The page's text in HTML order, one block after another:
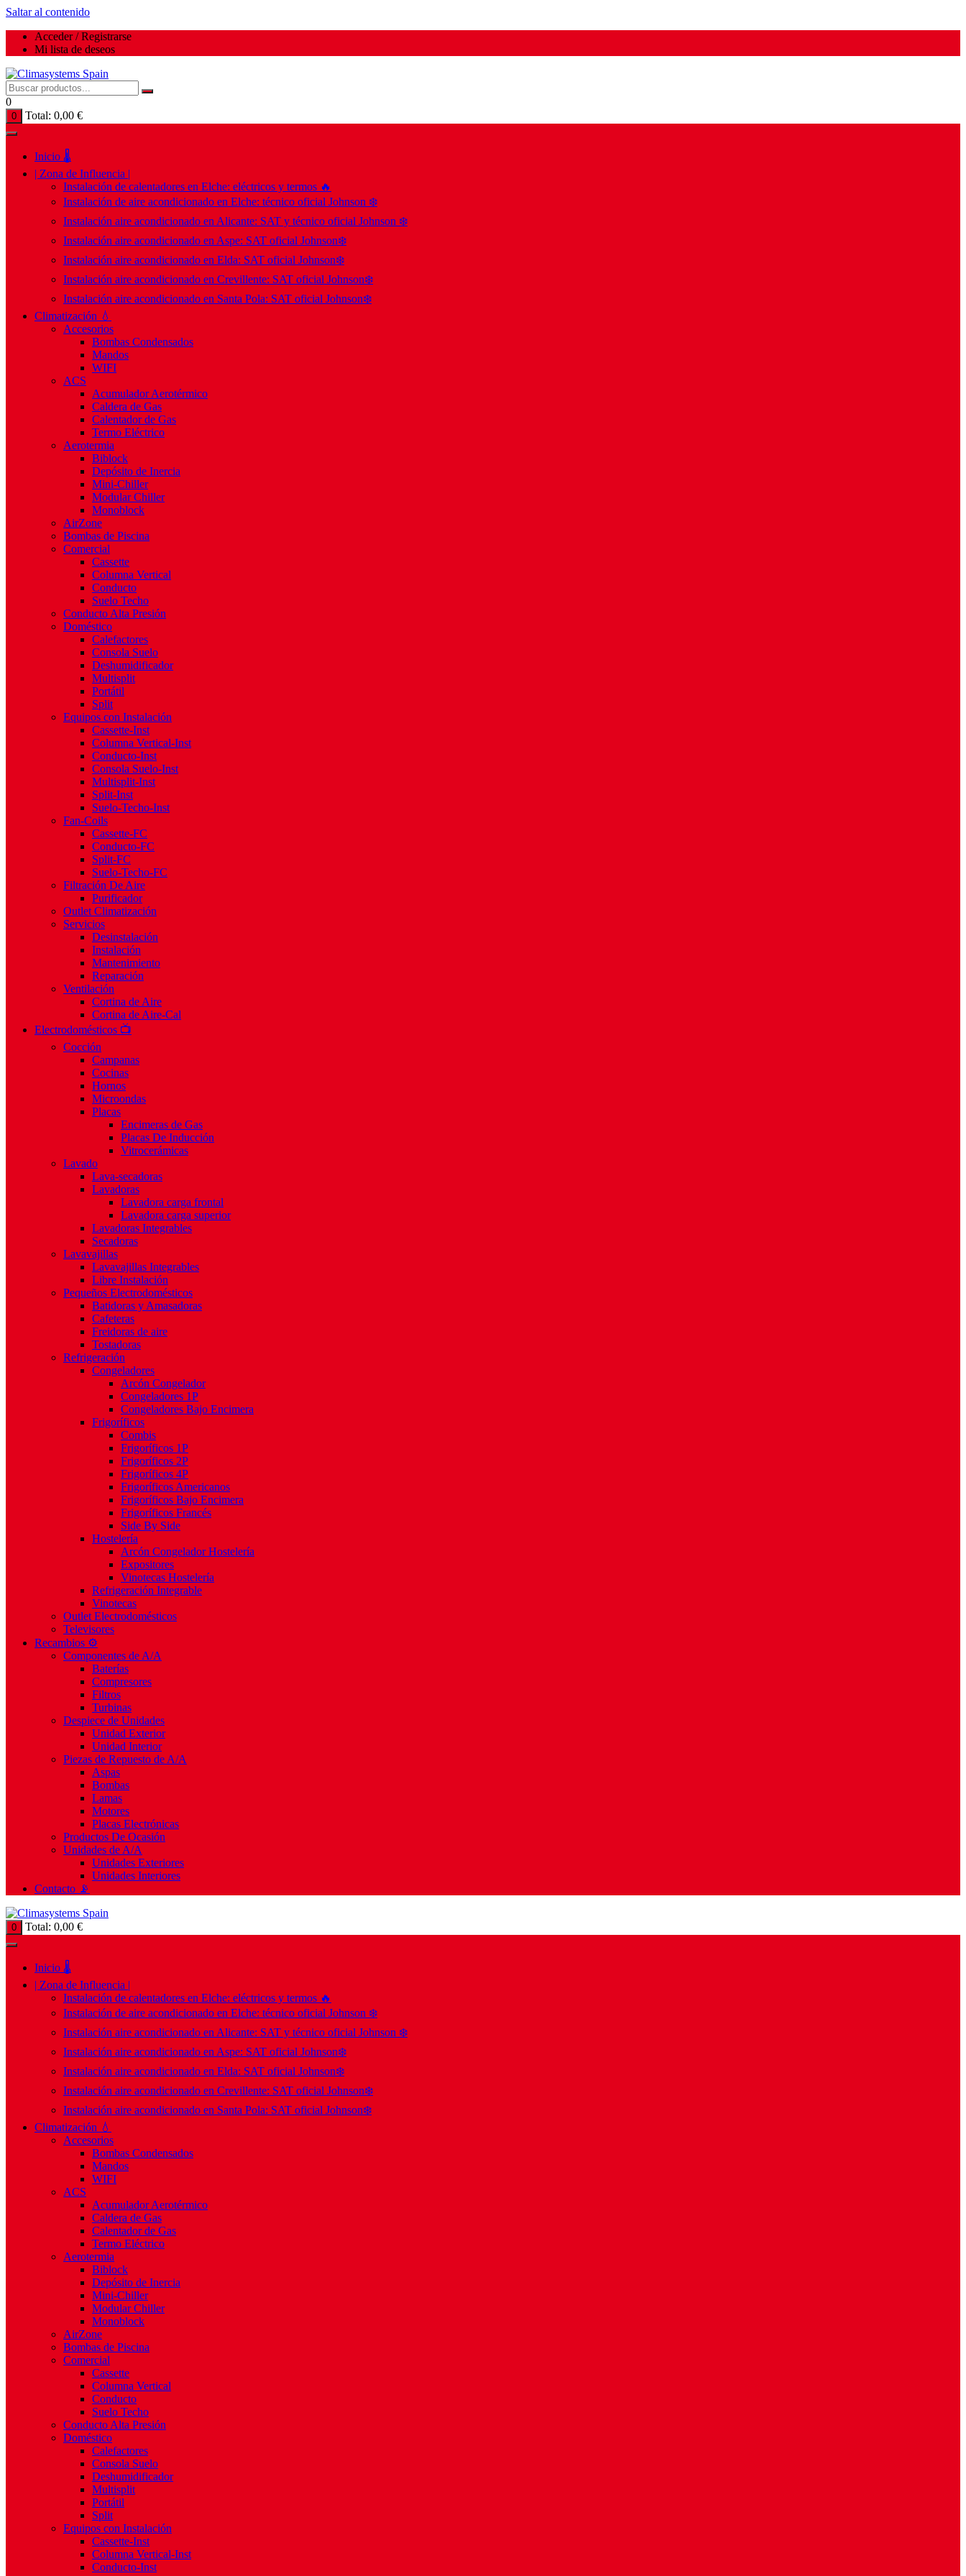
Saltar al contenido
Acceder / Registrarse
Mi lista de deseos
0
0 Total: 0,00 €
Inicio 🌡️
| Zona de Influencia |
Instalación de calentadores en Elche: eléctricos y termos 🔥
Instalación de aire acondicionado en Elche: técnico oficial Johnson ❄️
Instalación aire acondicionado en Alicante: SAT y técnico oficial Johnson ❄️
Instalación aire acondicionado en Aspe: SAT oficial Johnson❄️
Instalación aire acondicionado en Elda: SAT oficial Johnson❄️
Instalación aire acondicionado en Crevillente: SAT oficial Johnson❄️
Instalación aire acondicionado en Santa Pola: SAT oficial Johnson❄️
Climatización 💧
Accesorios
Bombas Condensados
Mandos
WIFI
ACS
Acumulador Aerotérmico
Caldera de Gas
Calentador de Gas
Termo Eléctrico
Aerotermia
Biblock
Depósito de Inercia
Mini-Chiller
Modular Chiller
Monoblock
AirZone
Bombas de Piscina
Comercial
Cassette
Columna Vertical
Conducto
Suelo Techo
Conducto Alta Presión
Doméstico
Calefactores
Consola Suelo
Deshumidificador
Multisplit
Portátil
Split
Equipos con Instalación
Cassette-Inst
Columna Vertical-Inst
Conducto-Inst
Consola Suelo-Inst
Multisplit-Inst
Split-Inst
Suelo-Techo-Inst
Fan-Coils
Cassette-FC
Conducto-FC
Split-FC
Suelo-Techo-FC
Filtración De Aire
Purificador
Outlet Climatización
Servicios
Desinstalación
Instalación
Mantenimiento
Reparación
Ventilación
Cortina de Aire
Cortina de Aire-Cal
Electrodomésticos 📺
Cocción
Campanas
Cocinas
Hornos
Microondas
Placas
Encimeras de Gas
Placas De Inducción
Vitrocerámicas
Lavado
Lava-secadoras
Lavadoras
Lavadora carga frontal
Lavadora carga superior
Lavadoras Integrables
Secadoras
Lavavajillas
Lavavajillas Integrables
Libre Instalación
Pequeños Electrodomésticos
Batidoras y Amasadoras
Cafeteras
Freidoras de aire
Tostadoras
Refrigeración
Congeladores
Arcón Congelador
Congeladores 1P
Congeladores Bajo Encimera
Frigoríficos
Combis
Frigoríficos 1P
Frigoríficos 2P
Frigoríficos 4P
Frigoríficos Americanos
Frigoríficos Bajo Encimera
Frigoríficos Francés
Side By Side
Hostelería
Arcón Congelador Hostelería
Expositores
Vinotecas Hostelería
Refrigeración Integrable
Vinotecas
Outlet Electrodomésticos
Televisores
Recambios ⚙️
Componentes de A/A
Baterías
Compresores
Filtros
Turbinas
Despiece de Unidades
Unidad Exterior
Unidad Interior
Piezas de Repuesto de A/A
Aspas
Bombas
Lamas
Motores
Placas Electrónicas
Productos De Ocasión
Unidades de A/A
Unidades Exteriores
Unidades Interiores
Contacto 📡
0 Total: 0,00 €
Inicio 🌡️
| Zona de Influencia |
Instalación de calentadores en Elche: eléctricos y termos 🔥
Instalación de aire acondicionado en Elche: técnico oficial Johnson ❄️
Instalación aire acondicionado en Alicante: SAT y técnico oficial Johnson ❄️
Instalación aire acondicionado en Aspe: SAT oficial Johnson❄️
Instalación aire acondicionado en Elda: SAT oficial Johnson❄️
Instalación aire acondicionado en Crevillente: SAT oficial Johnson❄️
Instalación aire acondicionado en Santa Pola: SAT oficial Johnson❄️
Climatización 💧
Accesorios
Bombas Condensados
Mandos
WIFI
ACS
Acumulador Aerotérmico
Caldera de Gas
Calentador de Gas
Termo Eléctrico
Aerotermia
Biblock
Depósito de Inercia
Mini-Chiller
Modular Chiller
Monoblock
AirZone
Bombas de Piscina
Comercial
Cassette
Columna Vertical
Conducto
Suelo Techo
Conducto Alta Presión
Doméstico
Calefactores
Consola Suelo
Deshumidificador
Multisplit
Portátil
Split
Equipos con Instalación
Cassette-Inst
Columna Vertical-Inst
Conducto-Inst